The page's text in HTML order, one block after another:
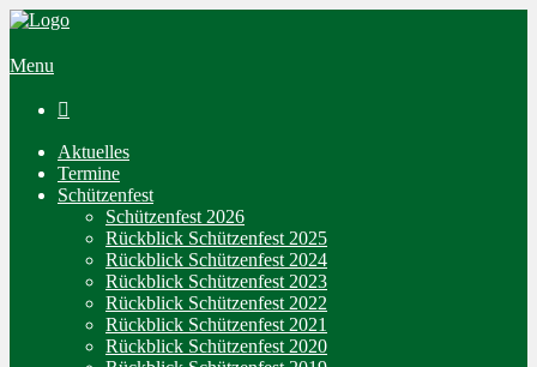
Menu

Aktuelles
Termine
Schützenfest
Schützenfest 2026
Rückblick Schützenfest 2025
Rückblick Schützenfest 2024
Rückblick Schützenfest 2023
Rückblick Schützenfest 2022
Rückblick Schützenfest 2021
Rückblick Schützenfest 2020